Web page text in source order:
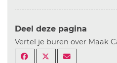
Deel deze pagina
Vertel je buren over Maak